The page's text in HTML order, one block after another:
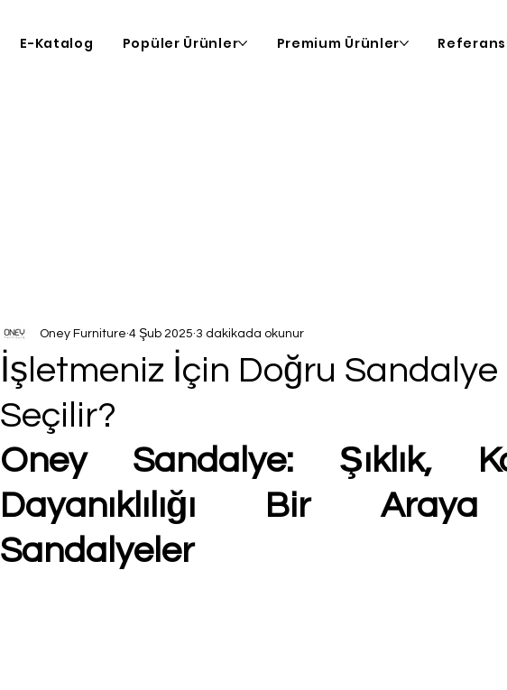
E-Katalog Popüler Ürünler Premium Ürünler
İşletmeniz İçin Doğru Sandalye
Seçilir?
Oney Furniture 4 Şub 2025 3 dakikada okunur
Oney Sandalye: Şıklık,
Dayanıklılığı Bir
Sandalyeler